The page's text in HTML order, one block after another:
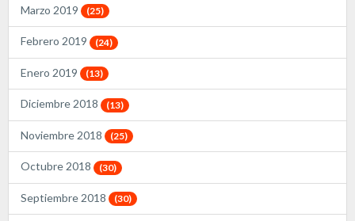
Marzo 2019 (25)
Febrero 2019 (24)
Enero 2019 (13)
Diciembre 2018 (13)
Noviembre 2018 (25)
Octubre 2018 (30)
Septiembre 2018 (30)